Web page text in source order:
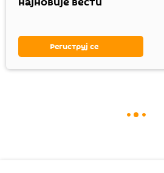
Региструј се